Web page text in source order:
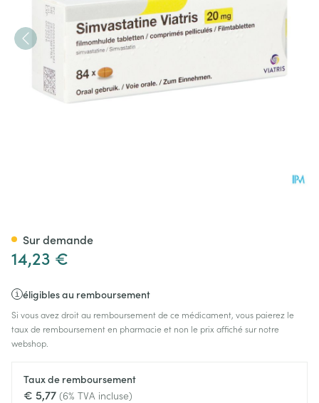
14,23 €
éligibles au remboursement
Si vous avez droit au remboursement de ce médicament, vous paierez le
taux de remboursement en pharmacie et non le prix affiché sur notre
webshop.
Taux de remboursement
€ 5,77 (6% TVA incluse)
Sur demande